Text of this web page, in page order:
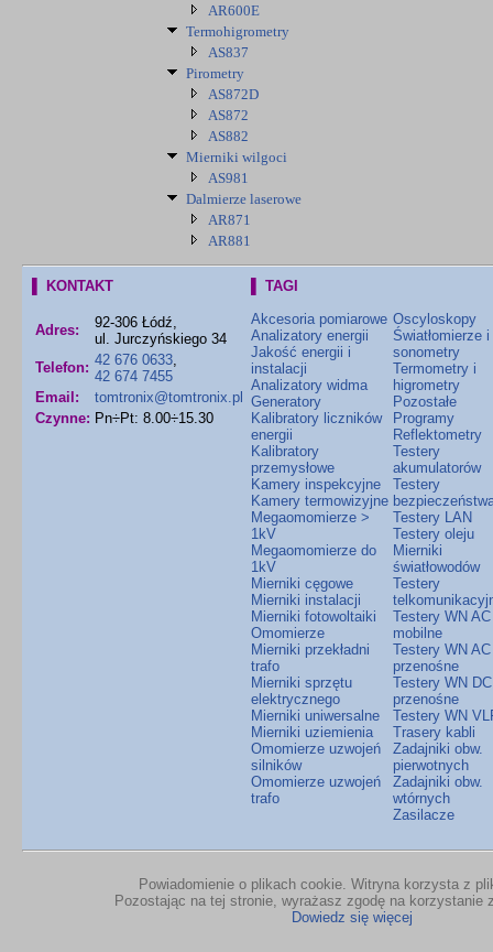
AR600E
Termohigrometry
AS837
Pirometry
AS872D
AS872
AS882
Mierniki wilgoci
AS981
Dalmierze laserowe
AR871
AR881
▌ KONTAKT
Adres:
92-306 Łódź,
ul. Jurczyńskiego 34
Telefon: 42 676 0633
42 674 7455
Email:
tomtronix@tomtronix.pl
Czynne: Pn÷Pt: 8.00÷15.30
▌ TAGI
Akcesoria pomiarowe
Analizatory energii
Jakość energii i
instalacji
Analizatory widma
Generatory
Kalibratory liczników
energii
Kalibratory
przemysłowe
Kamery inspekcyjne
Kamery termowizyjne
Megaomomierze >
1kV
Megaomomierze do
1kV
Mierniki cęgowe
Mierniki instalacji
Mierniki fotowoltaiki
Omomierze
Mierniki przekładni
trafo
Mierniki sprzętu
elektrycznego
Mierniki uniwersalne
Mierniki uziemienia
Omomierze uzwojeń
silników
Omomierze uzwojeń
trafo
Oscyloskopy
Światłomierze i
sonometry
Termometry i
higrometry
Pozostałe
Programy
Reflektometry
Testery
akumulatorów
Testery
Testery LAN
Testery oleju
Mierniki
światłowodów
Testery
Testery WN AC
mobilne
Testery WN AC
przenośne
Testery WN DC
przenośne
Testery WN
Trasery kabli
Zadajniki obw.
pierwotnych
Zadajniki obw.
wtórnych
Zasilacze
Powiadomienie o plikach cookie. Witryna korzysta z
Pozostając na tej stronie, wyrażasz zgodę na korzystanie
Dowiedz się więcej